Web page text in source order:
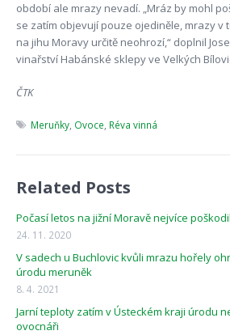
období ale mrazy nevadí. „Mráz by mohl
se zatím objevují pouze ojediněle, mrazy v
na jihu Moravy určitě neohrozí,“ doplnil
vinařství Habánské sklepy ve Velkých
ČTK
Meruňky, Ovoce, Réva vinná
Related Posts
Počasí letos na jižní Moravě nejvíce
24. 11. 2020
V sadech u Buchlovic kvůli mrazu hořely
úrodu meruněk
8. 4. 2021
Jarní teploty zatím v Ústeckém kraji úrodu
ovocnáři